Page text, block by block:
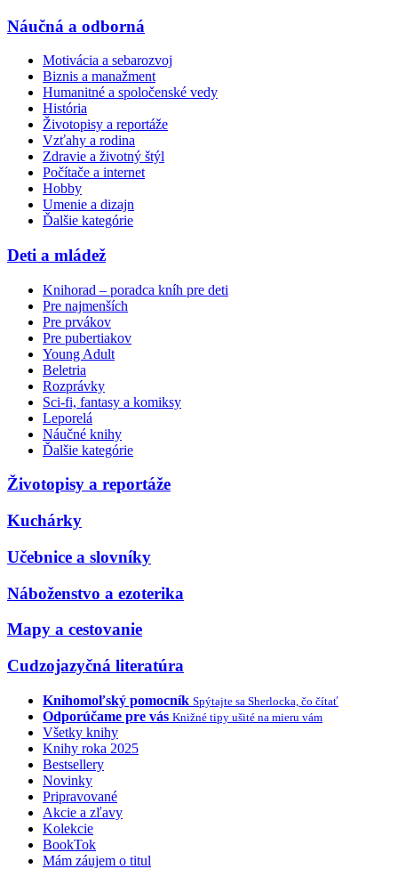
Náučná a odborná
Motivácia a sebarozvoj
Biznis a manažment
Humanitné a spoločenské vedy
História
Životopisy a reportáže
Vzťahy a rodina
Zdravie a životný štýl
Počítače a internet
Hobby
Umenie a dizajn
Ďalšie kategórie
Deti a mládež
Knihorad – poradca kníh pre deti
Pre najmenších
Pre prvákov
Pre pubertiakov
Young Adult
Beletria
Rozprávky
Sci-fi, fantasy a komiksy
Leporelá
Náučné knihy
Ďalšie kategórie
Životopisy a reportáže
Kuchárky
Učebnice a slovníky
Náboženstvo a ezoterika
Mapy a cestovanie
Cudzojazyčná literatúra
Knihomoľský pomocník Spýtajte sa Sherlocka, čo čítať
Odporúčame pre vás Knižné tipy ušité na mieru vám
Všetky knihy
Knihy roka 2025
Bestsellery
Novinky
Pripravované
Akcie a zľavy
Kolekcie
BookTok
Mám záujem o titul